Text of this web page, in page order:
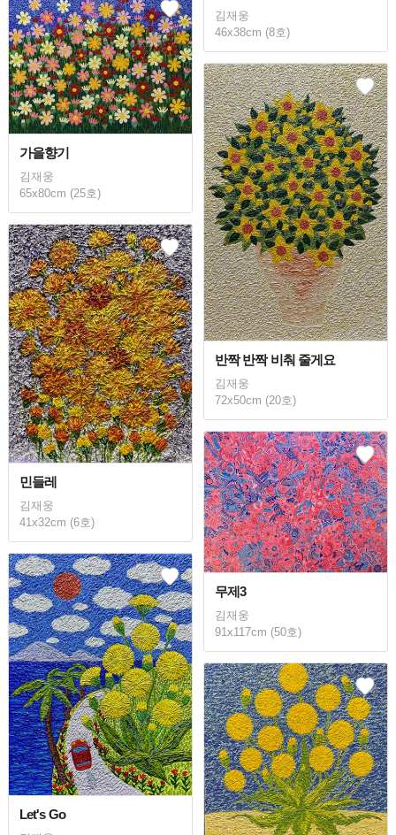
김재웅
46x38cm (8호)
가을향기
김재웅
65x80cm (25호)
반짝 반짝 비춰 줄게요
김재웅
72x50cm (20호)
민들레
김재웅
41x32cm (6호)
무제3
김재웅
91x117cm (50호)
Let's Go